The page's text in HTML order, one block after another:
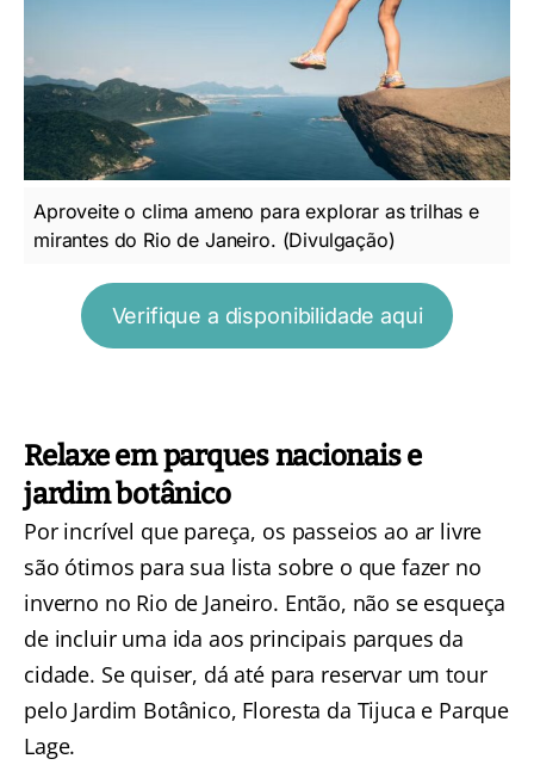
Aproveite o clima ameno para explorar as trilhas e
mirantes do Rio de Janeiro. (Divulgação)
Verifique a disponibilidade aqui
Relaxe em parques nacionais e
jardim botânico
Por incrível que pareça, os passeios ao ar livre
são ótimos para sua lista sobre o que fazer no
inverno no Rio de Janeiro. Então, não se esqueça
de incluir uma ida aos principais parques da
cidade. Se quiser, dá até para reservar um tour
pelo Jardim Botânico, Floresta da Tijuca e Parque
Lage.